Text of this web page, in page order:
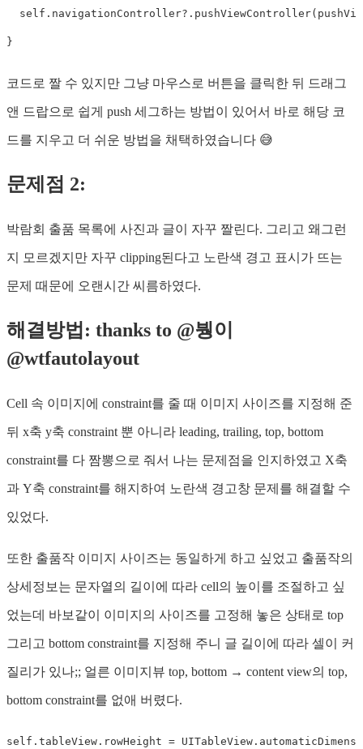
self . navigationController? . pushViewController(
}
코드로 짤 수 있지만 그냥 마우스로 버튼을 클릭한 뒤 드래그
앤 드랍으로 쉽게 push 세그하는 방법이 있어서 바로 해당 코
드를 지우고 더 쉬운 방법을 채택하였습니다 😅
문제점 2:
박람회 출품 목록에 사진과 글이 자꾸 짤린다. 그리고 왜그런
지 모르겠지만 자꾸 clipping된다고 노란색 경고 표시가 뜨는
문제 때문에 오랜시간 씨름하였다.
해결방법: thanks to @붱이
@wtfautolayout
Cell 속 이미지에 constraint를 줄 때 이미지 사이즈를 지정해 준
뒤 x축 y축 constraint 뿐 아니라 leading, trailing, top, bottom
constraint를 다 짬뽕으로 줘서 나는 문제점을 인지하였고 X축
과 Y축 constraint를 해지하여 노란색 경고창 문제를 해결할 수
있었다.
또한 출품작 이미지 사이즈는 동일하게 하고 싶었고 출품작의
상세정보는 문자열의 길이에 따라 cell의 높이를 조절하고 싶
었는데 바보같이 이미지의 사이즈를 고정해 놓은 상태로 top
그리고 bottom constraint를 지정해 주니 글 길이에 따라 셀이 커
질리가 있나;; 얼른 이미지뷰 top, bottom → content view의 top,
bottom constraint를 없애 버렸다.
self . tableView . rowHeight = UITableView .